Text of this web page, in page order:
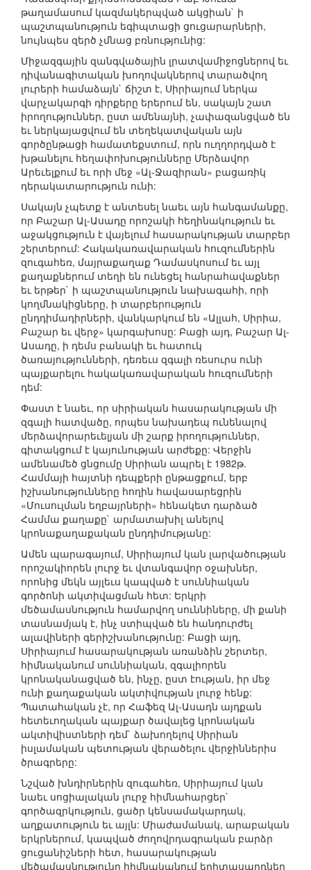
թաղամասում կազմակերպված ակցիան` ի
պաշտպանություն եգիպտացի ցուցարարների,
նույնպես զերծ չմնաց բռնությունից:
Միջազգային զանգվածային լրատվամիջոցներով եւ
դիվանագիտական խողովակներով տարածվող
լուրերի համաձայն` ճիշտ է, Սիրիայում ներկա
վարչակարգի դիրքերը երերում են, սակայն շատ
իրողություններ, ըստ ամենայնի, չափազանցված են
եւ ներկայացվում են տեղեկատվական այն
գործընթացի համատեքստում, որն ուղղորդված է
խթանելու հեղափոխությունները Մերձավոր
Արեւելքում եւ որի մեջ «Ալ-Ջազիրան» բացառիկ
դերակատարություն ունի:
Սակայն չպետք է անտեսել նաեւ այն հանգամանքը,
որ Բաշար Ալ-Ասադը որոշակի հեղինակություն եւ
աջակցություն է վայելում հասարակության տարբեր
շերտերում: Հակակառավարական հուզումներին
զուգահեռ, մայրաքաղաք Դամասկոսում եւ այլ
քաղաքներում տեղի են ունեցել հանրահավաքներ
եւ երթեր` ի պաշտպանություն նախագահի, որի
կողմնակիցները, ի տարբերություն
ընդդիմադիրների, վանկարկում են «Ալլահ, Սիրիա,
Բաշար եւ վերջ» կարգախոսը: Բացի այդ, Բաշար Ալ-
Ասադը, ի դեմս բանակի եւ հատուկ
ծառայությունների, դեռեւս զգալի ռեսուրս ունի
պայքարելու հակակառավարական հուզումների
դեմ:
Փաստ է նաեւ, որ սիրիական հասարակության մի
զգալի հատվածը, որպես նախադեպ ունենալով
մերձավորարեւելյան մի շարք իրողություններ,
գիտակցում է կայունության արժեքը: Վերջին
ամենամեծ ցնցումը Սիրիան ապրել է 1982թ.
Համմայի հայտնի դեպքերի ընթացքում, երբ
իշխանությունները հողին հավասարեցրին
«Մուսուլման եղբայրների» հենակետ դարձած
Համմա քաղաքը` արմատախիլ անելով
կրոնաքաղաքական ընդդիմությանը:
Ամեն պարագայում, Սիրիայում կան լարվածության
որոշակիորեն լուրջ եւ վտանգավոր օջախներ,
որոնից մեկն այլեւս կապված է սուննիական
գործոնի ակտիվացման հետ: Երկրի
մեծամասնություն համարվող սուննիները, մի քանի
տասնամյակ է, ինչ ստիպված են հանդուրժել
ալավիների գերիշխանությունը: Բացի այդ,
Սիրիայում հասարակության առանձին շերտեր,
հիմնականում սուննիական, զգալիորեն
կրոնականացված են, ինչը, ըստ էության, իր մեջ
ունի քաղաքական ակտիվության լուրջ հենք:
Պատահական չէ, որ Հաֆեզ Ալ-Ասադն այդքան
հետեւողական պայքար ծավալեց կրոնական
ակտիվիստների դեմ` ձախողելով Սիրիան
իսլամական պետության վերածելու վերջիններիս
ծրագրերը:
Նշված խնդիրներին զուգահեռ, Սիրիայում կան
նաեւ սոցիալական լուրջ հիմնահարցեր`
գործազրկություն, ցածր կենսամակարդակ,
աղքատություն եւ այլն: Միաժամանակ, արաբական
երկրներում, կապված ժողովրդագրական բարձր
ցուցանիշների հետ, հասարակության
մեծամասնությունը հիմնականում երիտասարդներ